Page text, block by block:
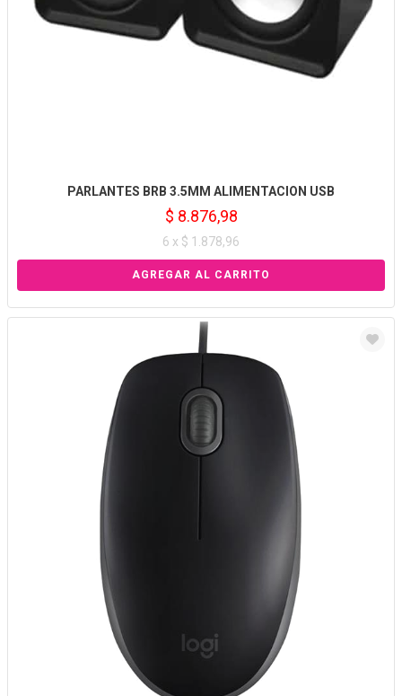
PARLANTES BRB 3.5MM ALIMENTACION USB
$ 8.876,98
6 x $ 1.878,96